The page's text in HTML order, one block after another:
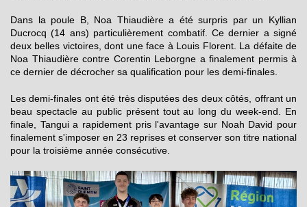
Dans la poule B, Noa Thiaudière a été surpris par un Kyllian
Ducrocq (14 ans) particulièrement combatif. Ce dernier a signé
deux belles victoires, dont une face à Louis Florent. La défaite de
Noa Thiaudière contre Corentin Leborgne a finalement permis à
ce dernier de décrocher sa qualification pour les demi-finales.
Les demi-finales ont été très disputées des deux côtés, offrant un
beau spectacle au public présent tout au long du week-end. En
finale, Tangui a rapidement pris l'avantage sur Noah David pour
finalement s'imposer en 23 reprises et conserver son titre national
pour la troisième année consécutive.